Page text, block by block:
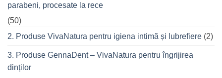
ale
care
seară
cu
în
oraș
parabeni, procesate la rece
(50)
2. Produse VivaNatura pentru igiena intimă și lubrefiere (2)
3. Produse GennaDent – VivaNatura pentru îngrijirea
dinților